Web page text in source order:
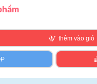
thêm vào giỏ